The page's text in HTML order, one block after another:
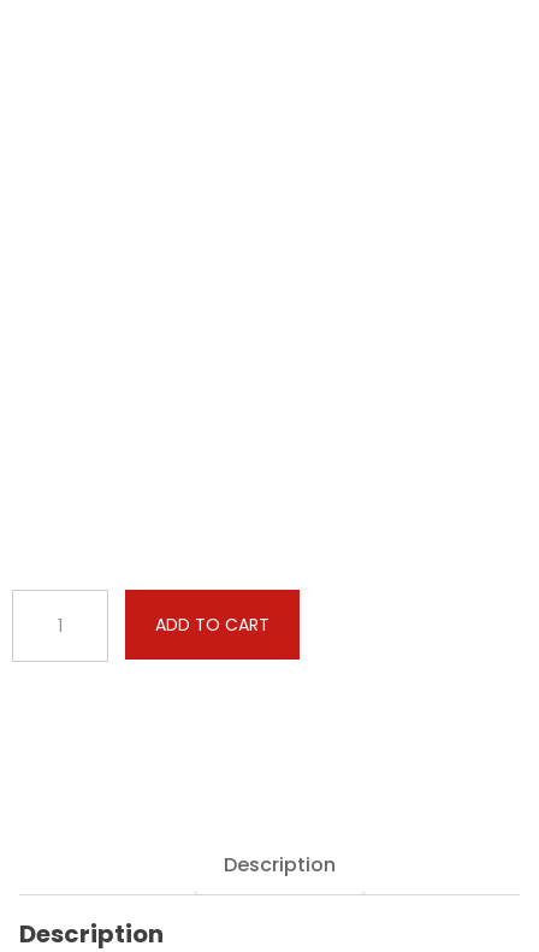
Ibiza
ADD TO CART
Description
Description